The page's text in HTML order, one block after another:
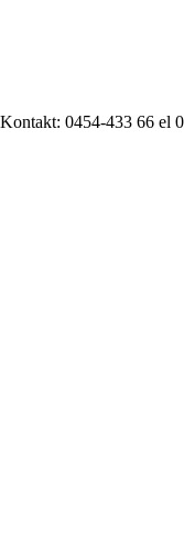
0454-433 66 el